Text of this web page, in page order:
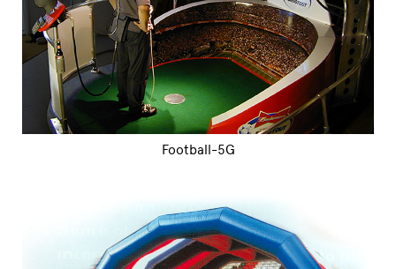
Football-5G